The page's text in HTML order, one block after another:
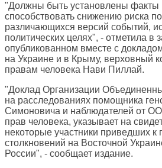
"Должны быть установлены факты
способствовать снижению риска
различающихся версий событий,
политических целях", - отметила в
опубликованном вместе с
на Украине и в Крыму, верховный
правам человека Нави Пиллай.
"Доклад Организации
на расследованиях помощника
Симоновича и наблюдателей от
прав человека, указывает на
некоторые участники приведших к
столкновений на Восточной
России", - сообщает издание.